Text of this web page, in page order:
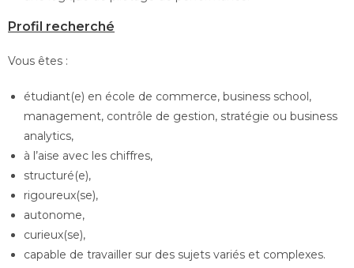
Profil recherché
Vous êtes :
étudiant(e) en école de commerce, business school,
management, contrôle de gestion, stratégie ou business
analytics,
à l’aise avec les chiffres,
structuré(e),
rigoureux(se),
autonome,
curieux(se),
capable de travailler sur des sujets variés et complexes.